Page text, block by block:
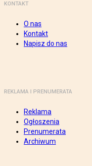
KONTAKT
O nas
Kontakt
Napisz do nas
REKLAMA I PRENUMERATA
Reklama
Ogłoszenia
Prenumerata
Archiwum